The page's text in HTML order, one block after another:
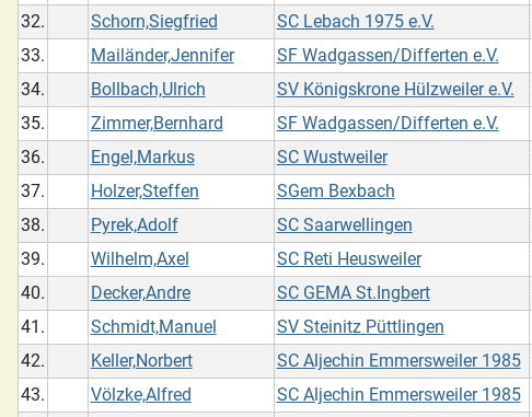
32.
Schorn,Siegfried SC Lebach 1975 e.V.
33.
Mailänder,Jennifer SF Wadgassen/Differten e.V.
34.
Bollbach,Ulrich SV Königskrone Hülzweiler e.V.
35.
Zimmer,Bernhard SF Wadgassen/Differten e.V.
36.
Engel,Markus SC Wustweiler
37.
Holzer,Steffen SGem Bexbach
38.
Pyrek,Adolf SC Saarwellingen
39.
Wilhelm,Axel SC Reti Heusweiler
40.
Decker,Andre SC GEMA St.Ingbert
41.
Schmidt,Manuel SV Steinitz Püttlingen
42.
Keller,Norbert SC Aljechin Emmersweiler 1985
43.
Völzke,Alfred SC Aljechin Emmersweiler 1985